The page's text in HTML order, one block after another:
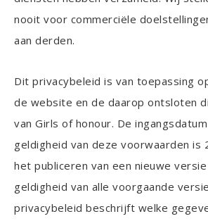
nooit voor commerciële
aan derden.
Dit privacybeleid is van toepassing
de website en de daarop ontsloten
van Girls of honour. De
geldigheid van deze voorwaarden is
het publiceren van een nieuwe
geldigheid van alle voorgaande
privacybeleid beschrijft welke